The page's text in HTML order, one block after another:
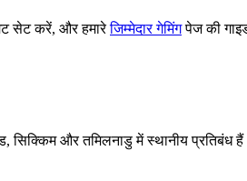
सेट करें, और हमारेजिम्मेदार गेमिंगपेज की
और तमिलनाडु में स्थानीय प्रतिबंध